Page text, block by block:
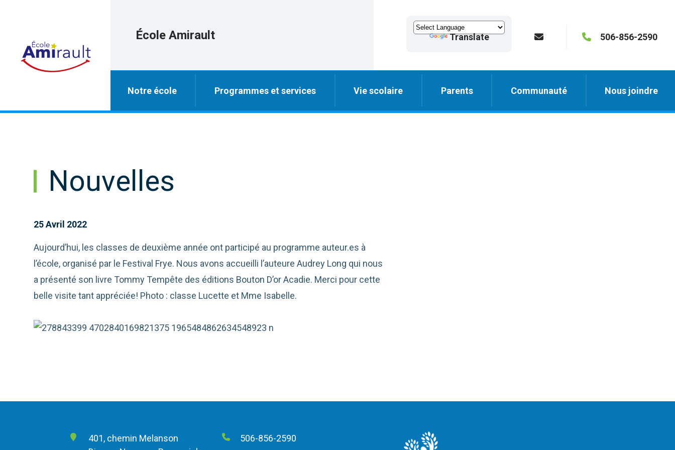
École Amirault Translate 506-856-2590
Notre école Programmes et services Vie scolaire Parents Communauté Nous joindre
Nouvelles
25 Avril 2022
Aujourd’hui, les classes de deuxième année ont participé au programme auteur.es à
l’école, organisé par le Festival Frye. Nous avons accueilli l’auteure Audrey Long qui nous
a présenté son livre Tommy Tempête des éditions Bouton D’or Acadie. Merci pour cette
belle visite tant appréciée! Photo : classe Lucette et Mme Isabelle.
401, chemin Melanson
506-856-2590